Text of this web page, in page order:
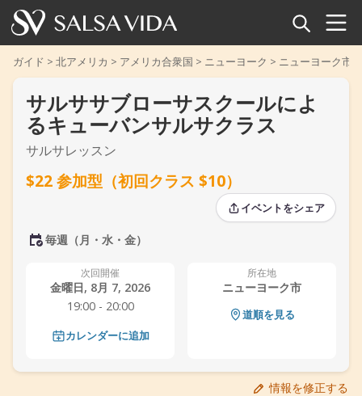
ホーム
イベント
ニュース
記事
TuneTempo
ガイド > 北アメリカ > アメリカ合衆国 > ニューヨーク > ニューヨーク市
››
サルササブローサスクールによ
るキューバンサルサクラス
サルサレッスン
$22 参加型（初回クラス $10）
イベントをシェア
毎週（月・水・金）
次回開催
金曜日, 8月 7, 2026
19:00 - 20:00
カレンダーに追加
所在地
ニューヨーク市
道順を見る
情報を修正する